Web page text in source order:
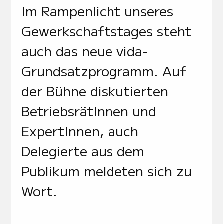
Im Rampenlicht unseres
Gewerkschaftstages steht
auch das neue vida-
Grundsatzprogramm. Auf
der Bühne diskutierten
BetriebsrätInnen und
ExpertInnen, auch
Delegierte aus dem
Publikum meldeten sich zu
Wort.